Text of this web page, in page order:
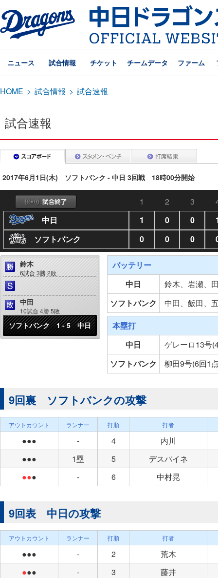
ニュース 試合情報 チケット チームデータ ファーム
HOME > 試合情報 > 試合速報
試合速報
2017年6月1日(木) ソフトバンク - 中日 3回戦 18時00分開始
1 2 3
中日
1 0 0
ソフトバンク
0 0 0
鈴木
6試合 3勝 2敗
中田
10試合 4勝 5敗
ソフトバンク 1 - 5 中日
バッテリー
中日
鈴木、岩瀬、
ソフトバンク
中田、飯田、
本塁打
中日
ゲレーロ13号
ソフトバンク
柳田9号(6回1
9回裏 ソフトバンクの攻撃
アウトカウント ランナー 打順 打者
●●● - 4
内川
●●●
1塁 5
デスパイネ
●●● - 6 中村晃
9回表 中日の攻撃
アウトカウント ランナー 打順 打者
●●● - 2
荒木
●●● - 3
藤井